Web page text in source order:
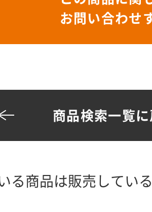
お問い合わせ
商品検索一覧
る商品は販売してい